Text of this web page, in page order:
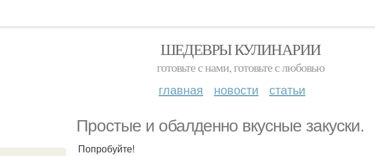
ШЕДЕВРЫ КУЛИНАРИИ
готовьте с нами, готовьте с любовью
главная новости статьи
Простые и обалденно вкусные закуски.
Попробуйте!